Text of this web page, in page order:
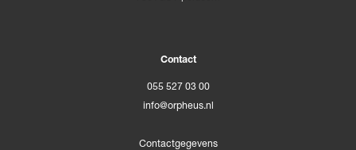
Contact
055 527 03 00
info@orpheus.nl
Contactgegevens